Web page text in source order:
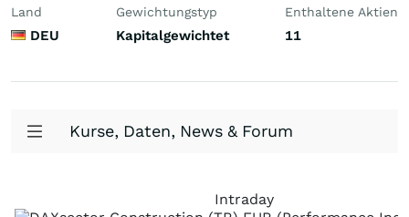
Land
DEU
Gewichtungstyp
Kapitalgewichtet
Enthaltene Aktien
11
Kurse, Daten, News & Forum
Intraday